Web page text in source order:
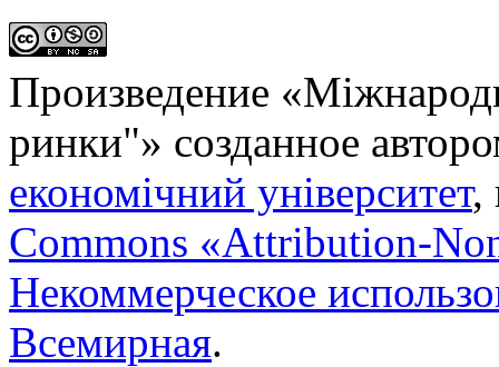
Произведение «
ринки"» созданное
економічний університет,
Commons «Attribution-
Некоммерческое
Всемирная.